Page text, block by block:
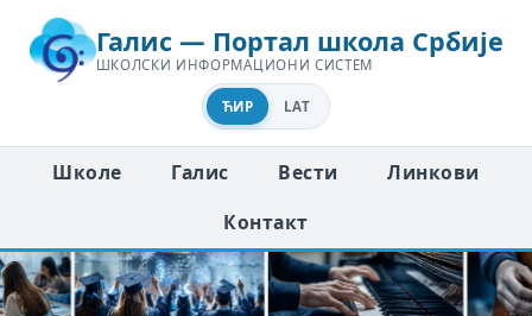
Галис — Портал школа Србије
ШКОЛСКИ ИНФОРМАЦИОНИ СИСТЕМ
ЋИР LAT
Школе Галис Вести
Линкови
Контакт